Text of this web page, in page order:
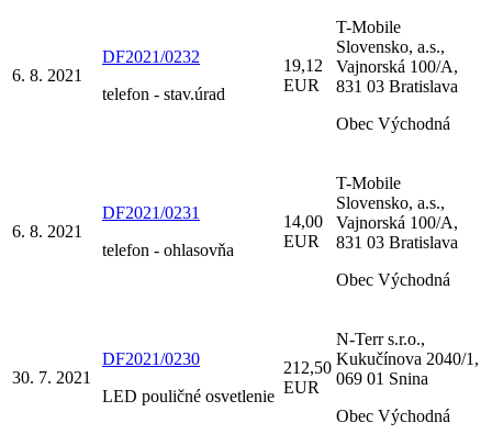
6. 8. 2021
DF2021/0232
telefon - stav.úrad
19,12
EUR
T-Mobile
Slovensko, a.s.,
Vajnorská 100/A,
831 03 Bratislava
Obec Východná
6. 8. 2021
DF2021/0231
telefon - ohlasovňa
14,00
EUR
T-Mobile
Slovensko, a.s.,
Vajnorská 100/A,
831 03 Bratislava
Obec Východná
30. 7. 2021
DF2021/0230
LED pouličné osvetlenie
212,50
EUR
N-Terr s.r.o.,
Kukučínova 2040/1,
069 01 Snina
Obec Východná